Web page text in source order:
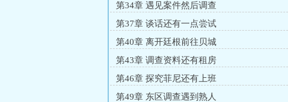
第34章 遇见案件然后调查
第37章 谈话还有一点尝试
第40章 离开廷根前往贝城
第43章 调查资料还有租房
第46章 探究菲尼还有上班
第49章 东区调查遇到熟人